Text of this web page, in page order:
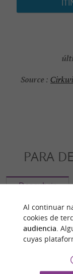
Source : Cirkwi
PARA
Descubrir
Al continuar
cookies de
audiencia .
cuyas